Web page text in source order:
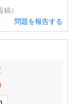
）
問題を報告する